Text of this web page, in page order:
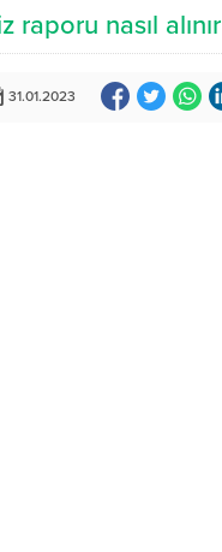
raporu nasıl alınır
31.01.2023